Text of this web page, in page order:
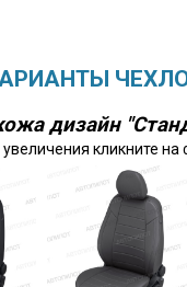
дизайн
кликните на